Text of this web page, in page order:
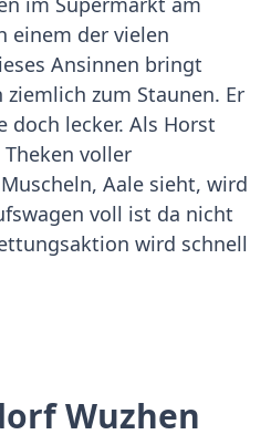
einem der vielen
Ansinnen bringt
ziemlich zum Staunen. Er
doch lecker. Als Horst
voller
Aale sieht, wird
voll ist da nicht
wird schnell
Wuzhen